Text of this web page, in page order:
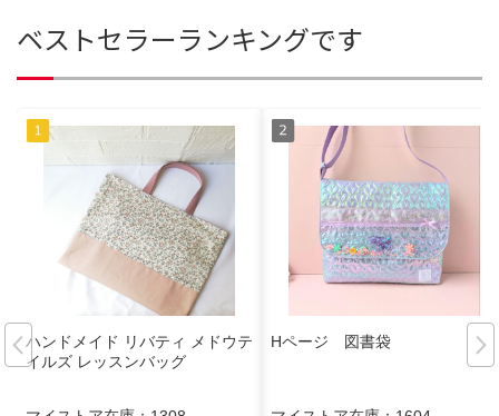
ベストセラーランキングです
ハンドメイド リバティ メドウテ
イルズ レッスンバッグ
Hページ 図書袋